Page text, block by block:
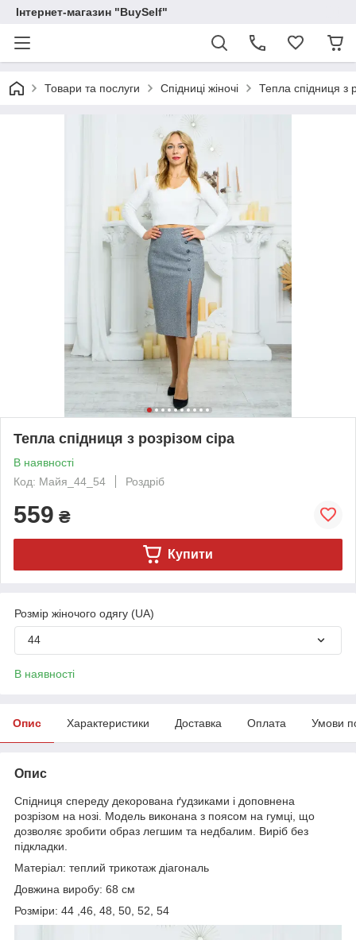
Інтернет-магазин "BuySelf"
Товари та послуги Спідниці жіночі Тепла спідниця з
Тепла спідниця з розрізом сіра
В наявності
Код: Майя_44_54
Роздріб
559 ₴
Купити
Розмір жіночого одягу (UA)
44
В наявності
Опис Характеристики Доставка Оплата Умови
Опис
Спідниця спереду декорована ґудзиками і доповнена
розрізом на нозі. Модель виконана з поясом на гумці, що
дозволяє зробити образ легшим та недбалим. Виріб без
підкладки.
Матеріал: теплий трикотаж діагональ
Довжина виробу: 68 см
Розміри: 44 ,46, 48, 50, 52, 54